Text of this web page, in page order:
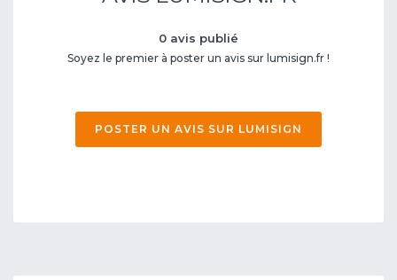
0 avis publié
Soyez le premier à poster un avis sur lumisign.fr !
POSTER UN AVIS SUR LUMISIGN